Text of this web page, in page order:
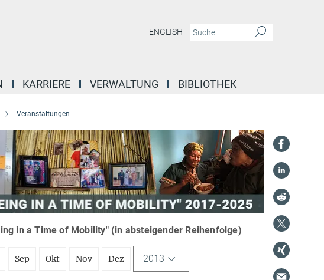
ENGLISH
KARRIERE VERWALTUNG BIBLIOTHEK
Veranstaltungen
in a Time of Mobility" (in absteigender Reihenfolge)
Sep Okt Nov Dez 2013